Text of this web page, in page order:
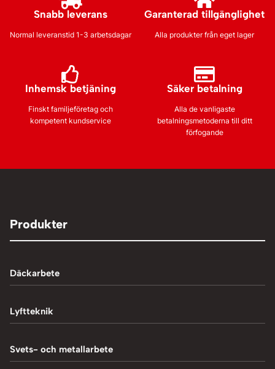
Snabb leverans
Normal leveranstid 1-3 arbetsdagar
Garanterad tillgänglighet
Alla produkter från eget lager
Inhemsk betjäning
Finskt familjeföretag och
kompetent kundservice
Säker betalning
Alla de vanligaste
betalningsmetoderna till ditt
förfogande
Produkter
Däckarbete
Balanseringsmaskiner
Chockluftare
Lyftteknik
1-Pelarlyft
Svets- och metallarbete